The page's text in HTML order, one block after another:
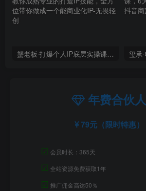
蟹老板·打爆个人IP底层实操课，教你成熟专业的打造IP技能，全方位带你做成一个能商业化IP
年费合伙人
79元（限时特惠）
☑ 会员时长：365天
☑ 全站资源免费获取1年
☑ 推广佣金高达50％